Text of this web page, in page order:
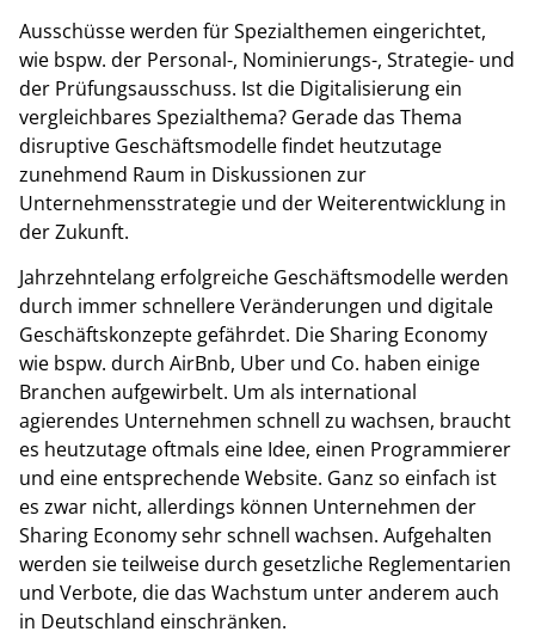
Ausschüsse werden für Spezialthemen eingerichtet,
wie bspw. der Personal-, Nominierungs-, Strategie- und
der Prüfungsausschuss. Ist die Digitalisierung ein
vergleichbares Spezialthema? Gerade das Thema
disruptive Geschäftsmodelle findet heutzutage
zunehmend Raum in Diskussionen zur
Unternehmensstrategie und der Weiterentwicklung in
der Zukunft.
Jahrzehntelang erfolgreiche Geschäftsmodelle werden
durch immer schnellere Veränderungen und digitale
Geschäftskonzepte gefährdet. Die Sharing Economy
wie bspw. durch AirBnb, Uber und Co. haben einige
Branchen aufgewirbelt. Um als international
agierendes Unternehmen schnell zu wachsen, braucht
es heutzutage oftmals eine Idee, einen Programmierer
und eine entsprechende Website. Ganz so einfach ist
es zwar nicht, allerdings können Unternehmen der
Sharing Economy sehr schnell wachsen. Aufgehalten
werden sie teilweise durch gesetzliche Reglementarien
und Verbote, die das Wachstum unter anderem auch
in Deutschland einschränken.